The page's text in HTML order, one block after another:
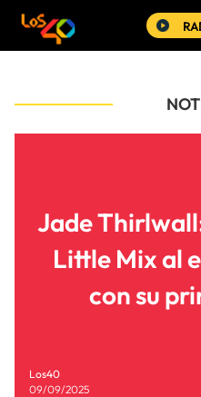
Jade
Little Mix al
con su
Los40
09/09/2025